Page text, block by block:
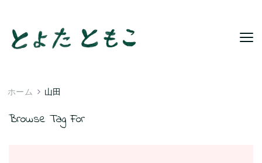
ホーム 山田
Browse Tag For